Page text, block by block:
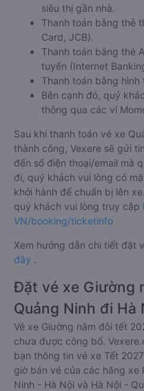
siêu thị gần nhà.
Thanh toán bằng thẻ
Card, JCB).
Thanh toán bằng thẻ
tuyến (Internet
Thanh toán bằng
Bên cạnh đó, quý
thông qua các ví
Sau khi thanh toán vé xe
thành công, Vexere sẽ gửi
đến số điện thoại/email mà
đi, quý khách vui lòng có
khởi hành để chuẩn bị lên
quý khách vui lòng truy cập
VN/booking/ticketinfo
Xem hướng dẫn chi tiết đặt
đây .
Đặt vé xe Giường
Quảng Ninh đi Hà
Vé xe Giường nằm đôi tết
chưa được công bố.
bạn thông tin vé xe Tết
giờ bán vé của các hãng
Ninh - Hà Nội và Hà Nội -